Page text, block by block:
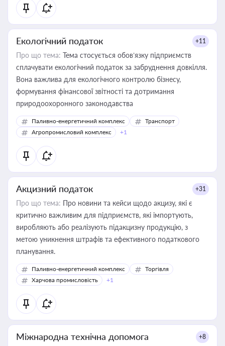
Екологічний податок +11
Про що тема: Тема стосується обов’язку підприємств
сплачувати екологічний податок за забруднення довкілля.
Вона важлива для екологічного контролю бізнесу,
формування фінансової звітності та дотримання
природоохоронного законодавства
Паливно-енергетичний комплекс
Транспорт
Агропромисловий комплекс
+1
Акцизний податок +31
Про що тема: Про новини та кейси щодо акцизу, які є
критично важливим для підприємств, які імпортують,
виробляють або реалізують підакцизну продукцію, з
метою уникнення штрафів та ефективного податкового
планування.
Паливно-енергетичний комплекс
Торгівля
Харчова промисловість
+1
Міжнародна технічна допомога +8